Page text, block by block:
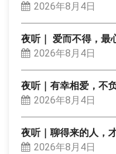
2026年8月4日
夜听｜ 爱而不得，最
2026年8月4日
夜听｜有幸相爱，不
2026年8月4日
夜听｜聊得来的人，
2026年8月4日